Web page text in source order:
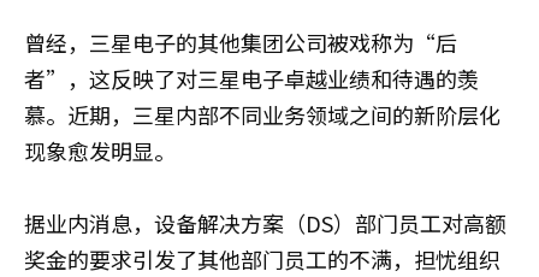
曾经，三星电子的其他集团公司被戏称为“后
者”，这反映了对三星电子卓越业绩和待遇的羡
慕。近期，三星内部不同业务领域之间的新阶层化
现象愈发明显。
据业内消息，设备解决方案（DS）部门员工对高额
奖金的要求引发了其他部门员工的不满，担忧组织